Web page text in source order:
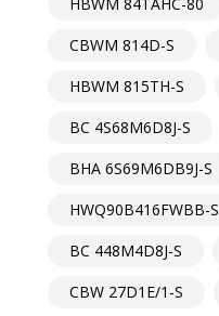
HBWM 84TAHC-80
CBWM 814D-S
HBWM 815TH-S
BC 4S68M6D8J-S
BHA 6S69M6DB9J-S
HWQ90B416FWBB-S
BC 448M4D8J-S
CBW 27D1E/1-S